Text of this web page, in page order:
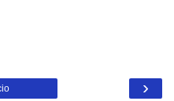
›